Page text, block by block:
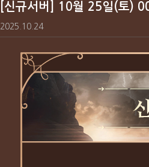
[신규서버] 10월 25일(토)
2025.10.24